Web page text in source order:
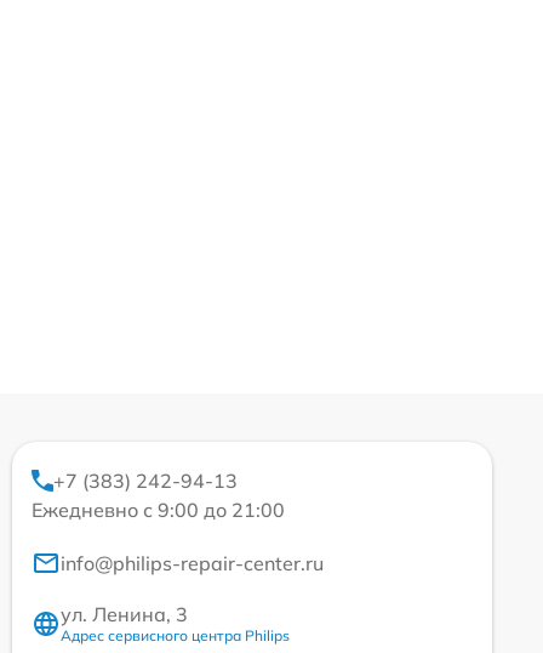
+7 (383) 242-94-13
Ежедневно с 9:00 до 21:00
info@philips-repair-center.ru
ул. Ленина, 3
Адрес сервисного центра Philips